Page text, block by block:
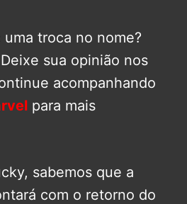
troca no nome?
sua opinião nos
acompanhando
para mais
sabemos que a
com o retorno do